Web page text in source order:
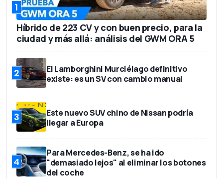
1
Híbrido de 223 CV y con buen precio, para la
ciudad y más allá: análisis del GWM ORA 5
2
El Lamborghini Murciélago definitivo
existe: es un SV con cambio manual
3
Este nuevo SUV chino de Nissan podría
llegar a Europa
4
Para Mercedes-Benz, se ha ido
"demasiado lejos" al eliminar los botones
del coche